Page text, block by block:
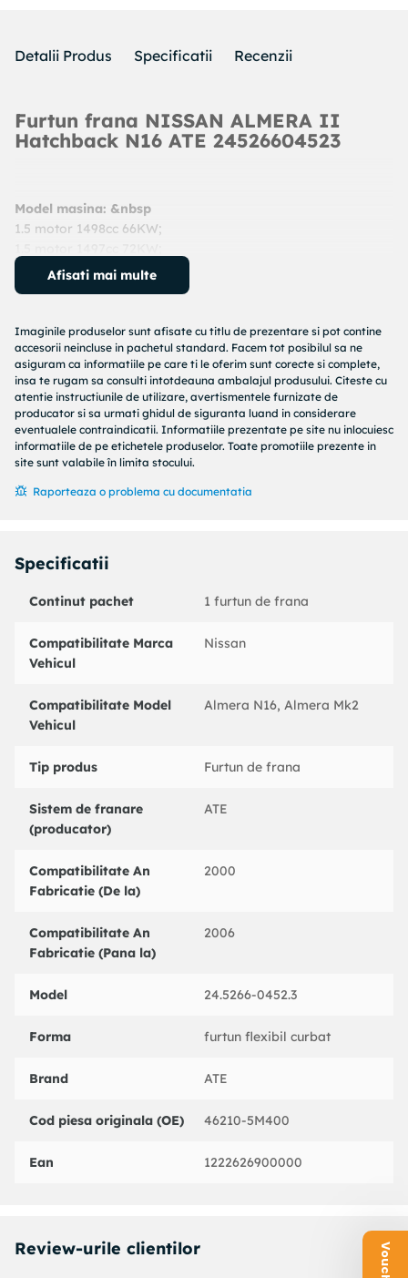
Detalii Produs Specificatii Recenzii
Furtun frana NISSAN ALMERA II
Hatchback N16 ATE 24526604523
Model masina: &nbsp
1.5 motor 1498cc 66KW;
An: 2002 - prezent
Cod produs:
Denumire produs:Furtun frana
Specificatii produs:
Lungime [mm] : 452
Filet interior (mm) : M10x1
Diametru alezaj flansa [mm] : 10
Articol completare/Info suplimentar 2 : fara surub gaurit
Deschidere cheie : 19
Cod MAPP disponibil :
Coduri echivalente:
: 330930
BENDIX : 172806B
BOSCH : 1987476168
CORTECO : 19032238
DELPHI : LH6208
FTE : 477E865E11
HELLA PAGID : 8AH355461141
QUINTON HAZELL : BFH5547
TEXTAR : 40078100
Afisati mai multe
Imaginile produselor sunt afisate cu titlu de prezentare si pot contine
accesorii neincluse in pachetul standard. Facem tot posibilul sa ne
asiguram ca informatiile pe care ti le oferim sunt corecte si complete,
insa te rugam sa consulti intotdeauna ambalajul produsului. Citeste cu
atentie instructiunile de utilizare, avertismentele furnizate de
producator si sa urmati ghidul de siguranta luand in considerare
eventualele contraindicatii. Informatiile prezentate pe site nu inlocuiesc
informatiile de pe etichetele produselor. Toate promotiile prezente in
site sunt valabile în limita stocului.
Raporteaza o problema cu documentatia
Specificatii
Continut pachet 1 furtun de frana
Compatibilitate Marca
Vehicul
Nissan
Compatibilitate Model
Vehicul
Almera N16, Almera Mk2
Tip produs Furtun de frana
Sistem de franare
(producator)
ATE
Compatibilitate An
Fabricatie (De la)
2000
Compatibilitate An
Fabricatie (Pana la)
2006
Model 24.5266-0452.3
Forma furtun flexibil curbat
Brand ATE
Cod piesa originala (OE) 46210-5M400
Ean 1222626900000
Review-urile clientilor